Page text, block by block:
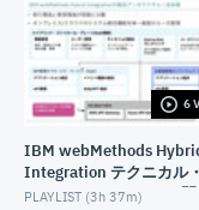
【
ャーに
JUNE
【
【
6
IBM webMethods
Integration テクニカル
ミナー（2025/12/16 開
PLAYLIST (3h 37m)